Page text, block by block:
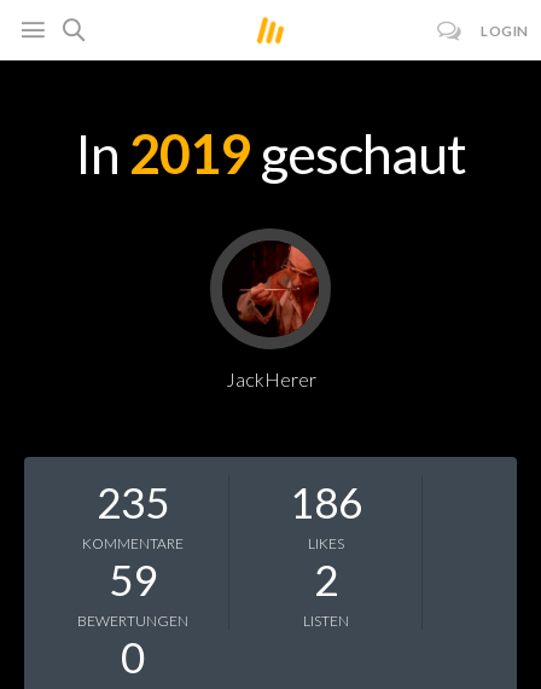
LOGIN
In 2019 geschaut
JackHerer
235
KOMMENTARE
186
LIKES
59
BEWERTUNGEN
2
LISTEN
0